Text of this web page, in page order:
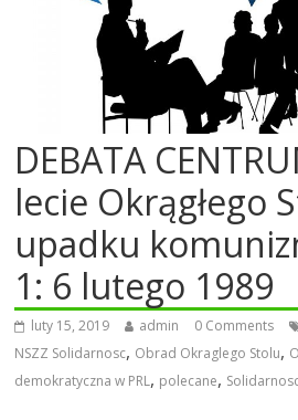
DEBATA
lecie Okrągłego
upadku
1: 6 lutego 1989
luty 15, 2019 admin 0 Comments
NSZZ Solidarnosc, Obrad Okraglego Stolu,
demokratyczna w PRL, polecane,